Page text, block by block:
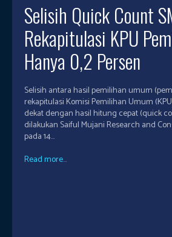
Selisih Quick Count
Rekapitulasi KPU
Hanya 0,2 Persen
Selisih antara hasil pemilihan umum
rekapitulasi Komisi Pemilihan Umum
dekat dengan hasil hitung cepat (quick
dilakukan Saiful Mujani Research and
pada 14...
Read more...